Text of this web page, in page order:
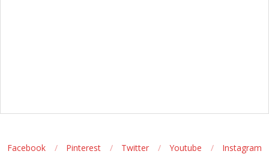
Facebook Pinterest Twitter Youtube
Instagram